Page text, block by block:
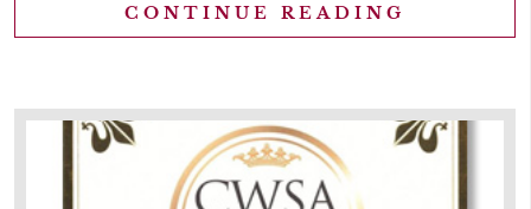
CONTINUE READING